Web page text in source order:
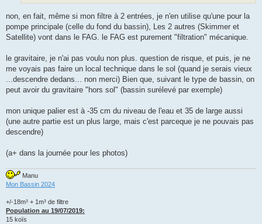
non, en fait, même si mon filtre à 2 entrées, je n'en utilise qu'une pour la
pompe principale (celle du fond du bassin), Les 2 autres (Skimmer et
Satellite) vont dans le FAG. le FAG est purement "filtration" mécanique.
le gravitaire, je n'ai pas voulu non plus. question de risque, et puis, je ne
me voyais pas faire un local technique dans le sol (quand je serais vieux
...descendre dedans... non merci) Bien que, suivant le type de bassin, on
peut avoir du gravitaire "hors sol" (bassin surélevé par exemple)
mon unique palier est à -35 cm du niveau de l'eau et 35 de large aussi
(une autre partie est un plus large, mais c'est parceque je ne pouvais pas
descendre)
(a+ dans la journée pour les photos)
Manu
Mon Bassin 2024
+/-18m³ + 1m³ de filtre
Population au 19/07/2019:
15 koïs